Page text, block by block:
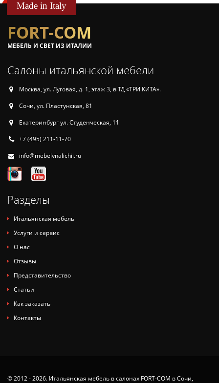
Made in Italy
FORT-COM
МЕБЕЛЬ И СВЕТ ИЗ ИТАЛИИ
Салоны итальянской мебели
Москва, ул. Луговая, д. 1, этаж 3, в ТД «ТРИ КИТА».
Сочи, ул. Пластунская, 81
Екатеринбург ул. Студенческая, 11
+7 (495) 211-11-70
info@mebelvnalichii.ru
Разделы
Итальянская мебель
Услуги и сервис
О нас
Отзывы
Представительство
Статьи
Как заказать
Контакты
© 2012 - 2026. Итальянская мебель в салонах FORT-COM в Сочи,